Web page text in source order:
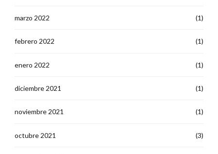
marzo 2022 (1)
febrero 2022 (1)
enero 2022 (1)
diciembre 2021 (1)
noviembre 2021 (1)
octubre 2021 (3)